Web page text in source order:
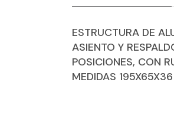
ESTRUCTURA DE
ASIENTO Y
POSICIONES, CON
MEDIDAS